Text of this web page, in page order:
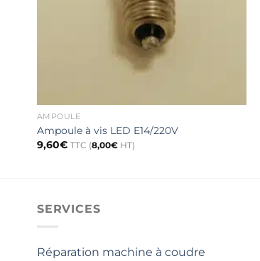
AMPOULE
Ampoule à vis LED E14/220V
9,60€ TTC (8,00€HT)
SERVICES
Réparation machine à coudre